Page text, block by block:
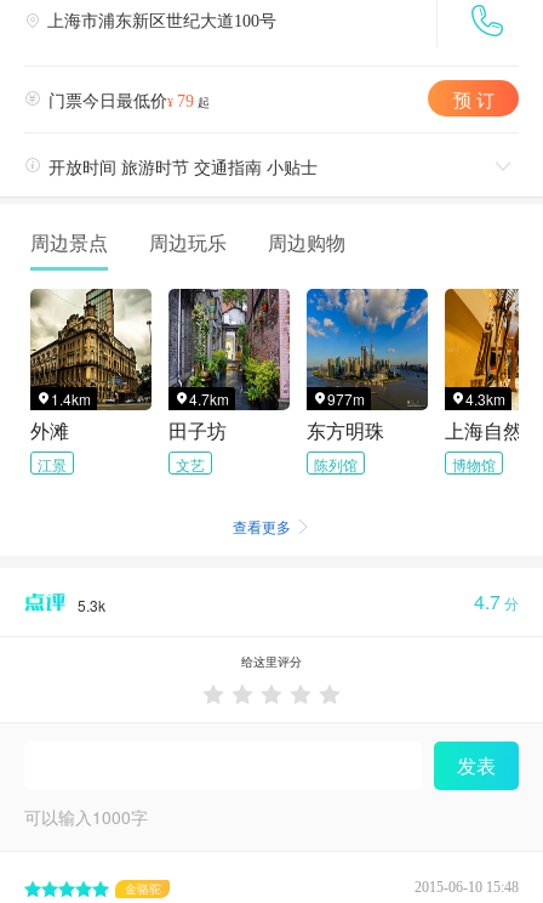

 上海市浦东新区世纪大道100号
 门票今日最低价¥ 79 起 预 订
 开放时间 旅游时节 交通指南 小贴士 
周边景点 周边玩乐 周边购物
 1.4km
外滩
江景
4.7km
田子坊
文艺
977m
东方明珠
陈列馆
4.3km
博物馆
查看更多 
5.3k 4.7分
给这里评分
    
发表
可以输入1000字
2015-06-10 15:48
金骆驼